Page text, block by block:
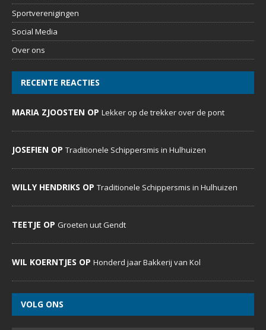
Sportverenigingen
Social Media
Over ons
RECENTE REACTIES
MARIA ZJOOSTEN OP Lekker op de trekker over de pont
JOSEFIEN OP Traditionele Schippersmis in Hulhuizen
WILLY HENDRIKS OP Traditionele Schippersmis in Hulhuizen
TEETJE OP Groeten uut Gendt
WIL KOERNTJES OP Honderd jaar Bakkerij van Kol
VOLG ONS